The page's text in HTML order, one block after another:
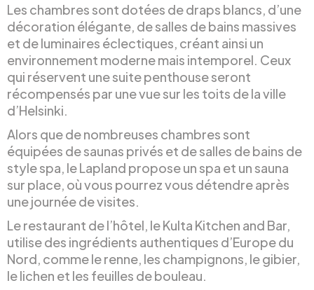
Les chambres sont dotées de draps blancs, d’une
décoration élégante, de salles de bains massives
et de luminaires éclectiques, créant ainsi un
environnement moderne mais intemporel. Ceux
qui réservent une suite penthouse seront
récompensés par une vue sur les toits de la ville
d’Helsinki.
Alors que de nombreuses chambres sont
équipées de saunas privés et de salles de bains de
style spa, le Lapland propose un spa et un sauna
sur place, où vous pourrez vous détendre après
une journée de visites.
Le restaurant de l’hôtel, le Kulta Kitchen and Bar,
utilise des ingrédients authentiques d’Europe du
Nord, comme le renne, les champignons, le gibier,
le lichen et les feuilles de bouleau.